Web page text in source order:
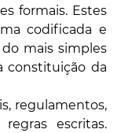
formais. Estes
codificada e
mais simples
constituição da
regulamentos,
escritas.